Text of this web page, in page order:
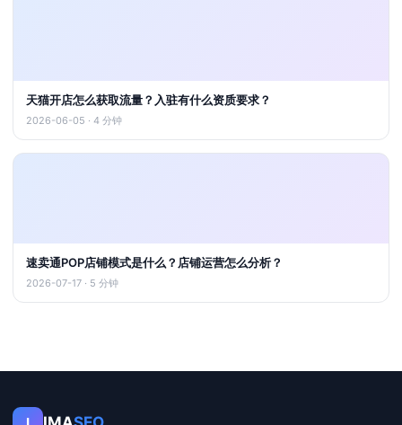
天猫开店怎么获取流量？入驻有什么资质要求？
2026-06-05 · 4 分钟
速卖通POP店铺模式是什么？店铺运营怎么分析？
2026-07-17 · 5 分钟